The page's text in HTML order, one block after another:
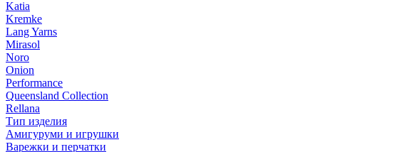
Katia
Kremke
Lang Yarns
Mirasol
Noro
Onion
Performance
Queensland Collection
Rellana
Тип изделия
Амигуруми и игрушки
Варежки и перчатки